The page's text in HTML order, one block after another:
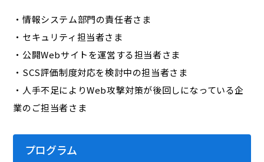
・情報システム部門の責任者さま
・セキュリティ担当者さま
・公開Webサイトを運営する担当者さま
・SCS評価制度対応を検討中の担当者さま
・人手不足によりWeb攻撃対策が後回しになっている企
業のご担当者さま
プログラム